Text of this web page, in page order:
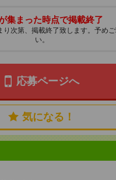
集まった時点で掲載終了
り次第、掲載終了致します。予め
い。
応募ページへ
気になる！